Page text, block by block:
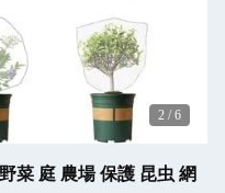
2 / 6
菜 庭 農場 保護 昆虫 網